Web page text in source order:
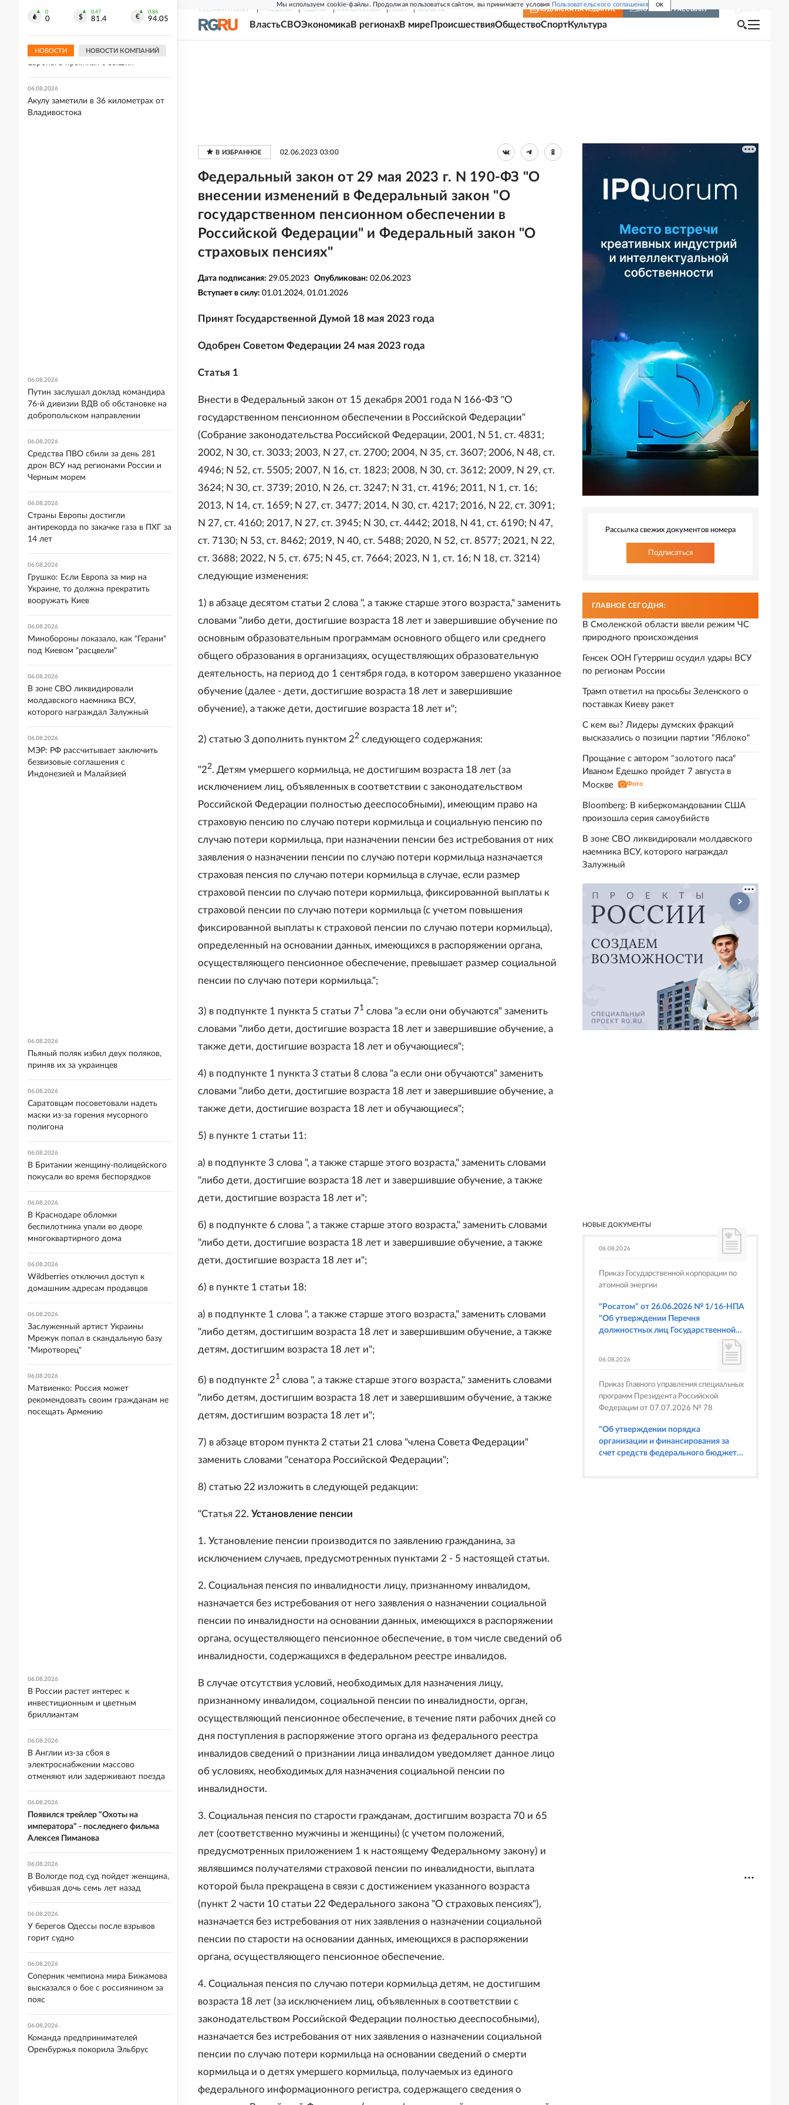
Мы используем cookie-файлы. Продолжая пользоваться сайтом, вы принимаете условия Пользовательского соглашения OK
СВЕЖИЙ НОМЕР РГ-НЕДЕЛЯ РОДИНА ПРИЛОЖЕНИЯ СОЮЗ НОВОСТИ ПОДПИСКА НА ИЗДАНИЕ ВКЛЮЧИТЬ РАССЫЛКУ
ВластьСВОЭкономикаВ регионахВ мире ПроисшествияОбществоСпортКультура
02.06.2023 03:00
Федеральный закон от 29 мая 2023 г. N 190-ФЗ "О
внесении изменений в Федеральный закон "О
государственном пенсионном обеспечении в
Российской Федерации" и Федеральный закон "О
страховых пенсиях"
Дата подписания: 29.05.2023 Опубликован: 02.06.2023
Вступает в силу: 01.01.2024, 01.01.2026
Принят Государственной Думой 18 мая 2023 года
Одобрен Советом Федерации 24 мая 2023 года
Статья 1
Внести в Федеральный закон от 15 декабря 2001 года N 166-ФЗ "О
государственном пенсионном обеспечении в Российской Федерации"
(Собрание законодательства Российской Федерации, 2001, N 51, ст. 4831;
2002, N 30, ст. 3033; 2003, N 27, ст. 2700; 2004, N 35, ст. 3607; 2006, N 48, ст.
4946; N 52, ст. 5505; 2007, N 16, ст. 1823; 2008, N 30, ст. 3612; 2009, N 29, ст.
3624; N 30, ст. 3739; 2010, N 26, ст. 3247; N 31, ст. 4196; 2011, N 1, ст. 16;
2013, N 14, ст. 1659; N 27, ст. 3477; 2014, N 30, ст. 4217; 2016, N 22, ст. 3091;
N 27, ст. 4160; 2017, N 27, ст. 3945; N 30, ст. 4442; 2018, N 41, ст. 6190; N 47,
ст. 7130; N 53, ст. 8462; 2019, N 40, ст. 5488; 2020, N 52, ст. 8577; 2021, N 22,
ст. 3688; 2022, N 5, ст. 675; N 45, ст. 7664; 2023, N 1, ст. 16; N 18, ст. 3214)
следующие изменения:
1) в абзаце десятом статьи 2 слова ", а также старше этого возраста," заменить
словами "либо дети, достигшие возраста 18 лет и завершившие обучение по
основным образовательным программам основного общего или среднего
общего образования в организациях, осуществляющих образовательную
деятельность, на период до 1 сентября года, в котором завершено указанное
обучение (далее - дети, достигшие возраста 18 лет и завершившие
обучение), а также дети, достигшие возраста 18 лет и";
2) статью 3 дополнить пунктом 22 следующего содержания:
"22
. Детям умершего кормильца, не достигшим возраста 18 лет (за
исключением лиц, объявленных в соответствии с законодательством
Российской Федерации полностью дееспособными), имеющим право на
страховую пенсию по случаю потери кормильца и социальную пенсию по
случаю потери кормильца, при назначении пенсии без истребования от них
заявления о назначении пенсии по случаю потери кормильца назначается
страховая пенсия по случаю потери кормильца в случае, если размер
страховой пенсии по случаю потери кормильца, фиксированной выплаты к
страховой пенсии по случаю потери кормильца (с учетом повышения
фиксированной выплаты к страховой пенсии по случаю потери кормильца),
определенный на основании данных, имеющихся в распоряжении органа,
осуществляющего пенсионное обеспечение, превышает размер социальной
пенсии по случаю потери кормильца.";
3) в подпункте 1 пункта 5 статьи 71 слова "а если они обучаются" заменить
словами "либо дети, достигшие возраста 18 лет и завершившие обучение, а
также дети, достигшие возраста 18 лет и обучающиеся";
4) в подпункте 1 пункта 3 статьи 8 слова "а если они обучаются" заменить
словами "либо дети, достигшие возраста 18 лет и завершившие обучение, а
также дети, достигшие возраста 18 лет и обучающиеся";
5) в пункте 1 статьи 11:
а) в подпункте 3 слова ", а также старше этого возраста," заменить словами
"либо дети, достигшие возраста 18 лет и завершившие обучение, а также
дети, достигшие возраста 18 лет и";
б) в подпункте 6 слова ", а также старше этого возраста," заменить словами
"либо дети, достигшие возраста 18 лет и завершившие обучение, а также
дети, достигшие возраста 18 лет и";
6) в пункте 1 статьи 18:
а) в подпункте 1 слова ", а также старше этого возраста," заменить словами
"либо детям, достигшим возраста 18 лет и завершившим обучение, а также
детям, достигшим возраста 18 лет и";
б) в подпункте 21 слова ", а также старше этого возраста," заменить словами
"либо детям, достигшим возраста 18 лет и завершившим обучение, а также
детям, достигшим возраста 18 лет и";
7) в абзаце втором пункта 2 статьи 21 слова "члена Совета Федерации"
заменить словами "сенатора Российской Федерации";
8) статью 22 изложить в следующей редакции:
"Статья 22. Установление пенсии
1. Установление пенсии производится по заявлению гражданина, за
исключением случаев, предусмотренных пунктами 2 - 5 настоящей статьи.
2. Социальная пенсия по инвалидности лицу, признанному инвалидом,
назначается без истребования от него заявления о назначении социальной
пенсии по инвалидности на основании данных, имеющихся в распоряжении
органа, осуществляющего пенсионное обеспечение, в том числе сведений об
инвалидности, содержащихся в федеральном реестре инвалидов.
В случае отсутствия условий, необходимых для назначения лицу,
признанному инвалидом, социальной пенсии по инвалидности, орган,
осуществляющий пенсионное обеспечение, в течение пяти рабочих дней со
дня поступления в распоряжение этого органа из федерального реестра
инвалидов сведений о признании лица инвалидом уведомляет данное лицо
об условиях, необходимых для назначения социальной пенсии по
инвалидности.
3. Социальная пенсия по старости гражданам, достигшим возраста 70 и 65
лет (соответственно мужчины и женщины) (с учетом положений,
предусмотренных приложением 1 к настоящему Федеральному закону) и
являвшимся получателями страховой пенсии по инвалидности, выплата
которой была прекращена в связи с достижением указанного возраста
(пункт 2 части 10 статьи 22 Федерального закона "О страховых пенсиях"),
назначается без истребования от них заявления о назначении социальной
пенсии по старости на основании данных, имеющихся в распоряжении
органа, осуществляющего пенсионное обеспечение.
4. Социальная пенсия по случаю потери кормильца детям, не достигшим
возраста 18 лет (за исключением лиц, объявленных в соответствии с
законодательством Российской Федерации полностью дееспособными),
назначается без истребования от них заявления о назначении социальной
пенсии по случаю потери кормильца на основании сведений о смерти
кормильца и о детях умершего кормильца, получаемых из единого
федерального информационного регистра, содержащего сведения о
Рассылка свежих документов номера
Подписаться
ГЛАВНОЕ СЕГОДНЯ:
В Смоленской области ввели режим ЧС
природного происхождения
Генсек ООН Гутерриш осудил удары ВСУ
по регионам России
Трамп ответил на просьбы Зеленского о
поставках Киеву ракет
С кем вы? Лидеры думских фракций
высказались о позиции партии "Яблоко"
Прощание с автором "золотого паса"
Иваном Едешко пройдет 7 августа в
Москве
Фото
Bloomberg: В киберкомандовании США
произошла серия самоубийств
В зоне СВО ликвидировали молдавского
наемника ВСУ, которого награждал
Залужный
НОВЫЕ ДОКУМЕНТЫ
06.08.2026
Приказ Государственной корпорации по
атомной энергии
"Росатом" от 26.06.2026 № 1/16-НПА
"Об утверждении Перечня
должностных лиц Государственной
корпорации по атомной энергии
предусмотренных статьями 6.3, 8.1,
9.4, 9.5 и 9.5.1, частью 3 статьи 9.16,
статьей 14.44, частью 1 статьи 19.4,
статьей 19.4.1, частями 6 и 15 статьи
19.5, статьями 19.6 и 19.7, частью 1
статьи 19.26, статьей 19.33, частями 1,
2, 2.1, 6 и 6.1 статьи 20.4 Кодекса
06.08.2026
Приказ Главного управления специальных
программ Президента Российской
Федерации от 07.07.2026 № 78
"Об утверждении порядка
организации и финансирования за
счет средств федерального бюджета
0
0
0.47
81.4
0.86
94.05
НОВОСТИ НОВОСТИ КОМПАНИЙ
FBS продавцов
Руслан Терновой стал чемпионом
Европы в прыжках с вышки
06.08.2026
Акулу заметили в 36 километрах от
Владивостока
06.08.2026
Путин заслушал доклад командира
76-й дивизии ВДВ об обстановке на
добропольском направлении
06.08.2026
Средства ПВО сбили за день 281
дрон ВСУ над регионами России и
Черным морем
06.08.2026
Страны Европы достигли
антирекорда по закачке газа в ПХГ за
14 лет
06.08.2026
Грушко: Если Европа за мир на
Украине, то должна прекратить
вооружать Киев
06.08.2026
Минобороны показало, как "Герани"
под Киевом "расцвели"
06.08.2026
В зоне СВО ликвидировали
молдавского наемника ВСУ,
которого награждал Залужный
06.08.2026
МЭР: РФ рассчитывает заключить
безвизовые соглашения с
Индонезией и Малайзией
06.08.2026
Пьяный поляк избил двух поляков,
приняв их за украинцев
06.08.2026
Саратовцам посоветовали надеть
маски из-за горения мусорного
полигона
06.08.2026
В Британии женщину-полицейского
покусали во время беспорядков
06.08.2026
В Краснодаре обломки
беспилотника упали во дворе
многоквартирного дома
06.08.2026
Wildberries отключил доступ к
домашним адресам продавцов
06.08.2026
Заслуженный артист Украины
Мрежук попал в скандальную базу
"Миротворец"
06.08.2026
Матвиенко: Россия может
рекомендовать своим гражданам не
посещать Армению
06.08.2026
В России растет интерес к
инвестиционным и цветным
бриллиантам
06.08.2026
В Англии из-за сбоя в
электроснабжении массово
отменяют или задерживают поезда
06.08.2026
Появился трейлер "Охоты на
императора" - последнего фильма
Алексея Пиманова
06.08.2026
В Вологде под суд пойдет женщина,
убившая дочь семь лет назад
06.08.2026
У берегов Одессы после взрывов
горит судно
06.08.2026
Соперник чемпиона мира Бижамова
высказался о бое с россиянином за
пояс
06.08.2026
Команда предпринимателей
Оренбуржья покорила Эльбрус